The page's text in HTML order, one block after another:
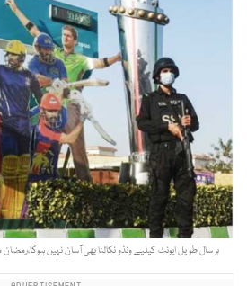
ہر سال طویل ایونٹ کیلیے ونڈو نکالنا بھی آسان نہیں